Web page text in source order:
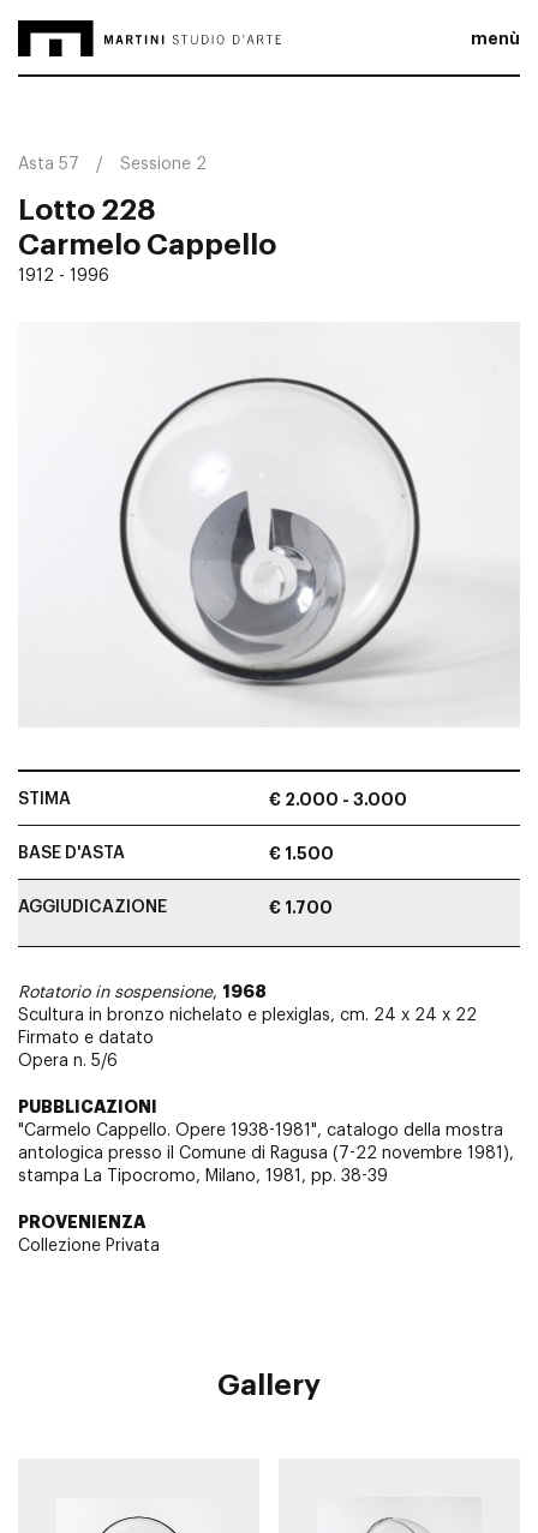
menù
Asta 57 Sessione 2
Lotto 228
Carmelo Cappello
1912 - 1996
STIMA € 2.000 - 3.000
BASE D'ASTA € 1.500
AGGIUDICAZIONE € 1.700
Rotatorio in sospensione, 1968
Scultura in bronzo nichelato e plexiglas, cm. 24 x 24 x 22
Firmato e datato
Opera n. 5/6
PUBBLICAZIONI
"Carmelo Cappello. Opere 1938-1981", catalogo della mostra
antologica presso il Comune di Ragusa (7-22 novembre 1981),
stampa La Tipocromo, Milano, 1981, pp. 38-39
PROVENIENZA
Collezione Privata
Gallery